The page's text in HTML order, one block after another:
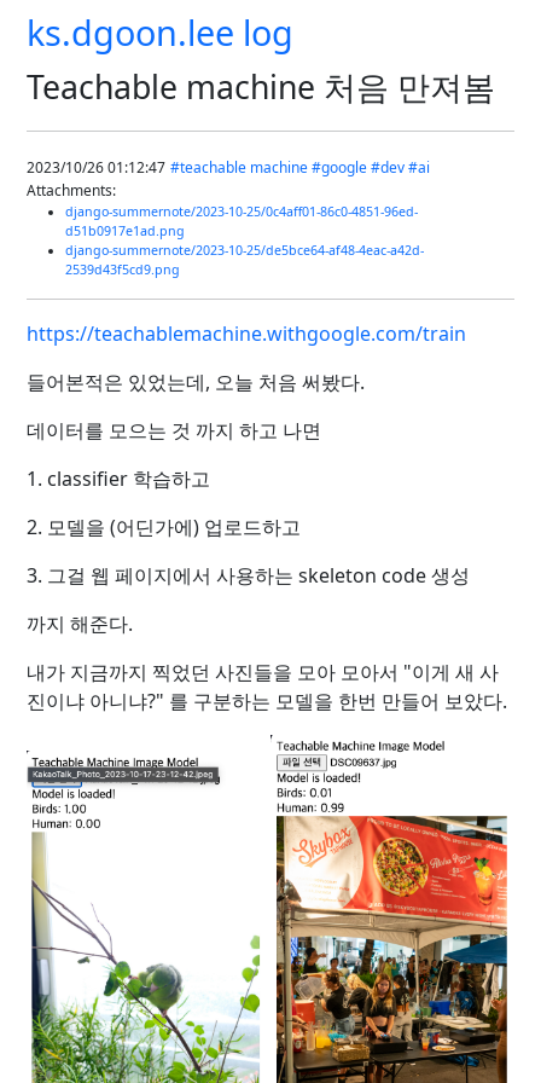
ks.dgoon.lee log
Teachable machine 처음 만져봄
2023/10/26 01:12:47 #teachable machine#google#dev#ai
Attachments:
django-summernote/2023-10-25/0c4aff01-86c0-4851-96ed-
d51b0917e1ad.png
django-summernote/2023-10-25/de5bce64-af48-4eac-a42d-
2539d43f5cd9.png
https://teachablemachine.withgoogle.com/train
들어본적은 있었는데, 오늘 처음 써봤다.
데이터를 모으는 것 까지 하고 나면
1. classifier 학습하고
2. 모델을 (어딘가에) 업로드하고
3. 그걸 웹 페이지에서 사용하는 skeleton code 생성
까지 해준다.
내가 지금까지 찍었던 사진들을 모아 모아서 "이게 새 사
진이냐 아니냐?" 를 구분하는 모델을 한번 만들어 보았다.